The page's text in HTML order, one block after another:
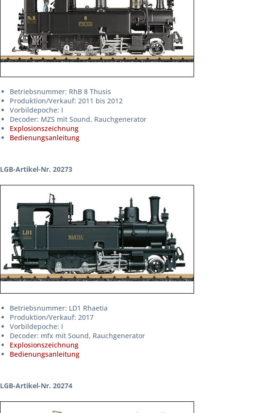
Betriebsnummer: RhB 8 Thusis
Produktion/Verkauf: 2011 bis 2012
Vorbildepoche: I
Decoder: MZS mit Sound, Rauchgenerator
Explosionszeichnung
Bedienungsanleitung
LGB-Artikel-Nr. 20273
Betriebsnummer: LD1 Rhaetia
Produktion/Verkauf: 2017
Vorbildepoche: I
Decoder: mfx mit Sound, Rauchgenerator
Explosionszeichnung
Bedienungsanleitung
LGB-Artikel-Nr. 20274